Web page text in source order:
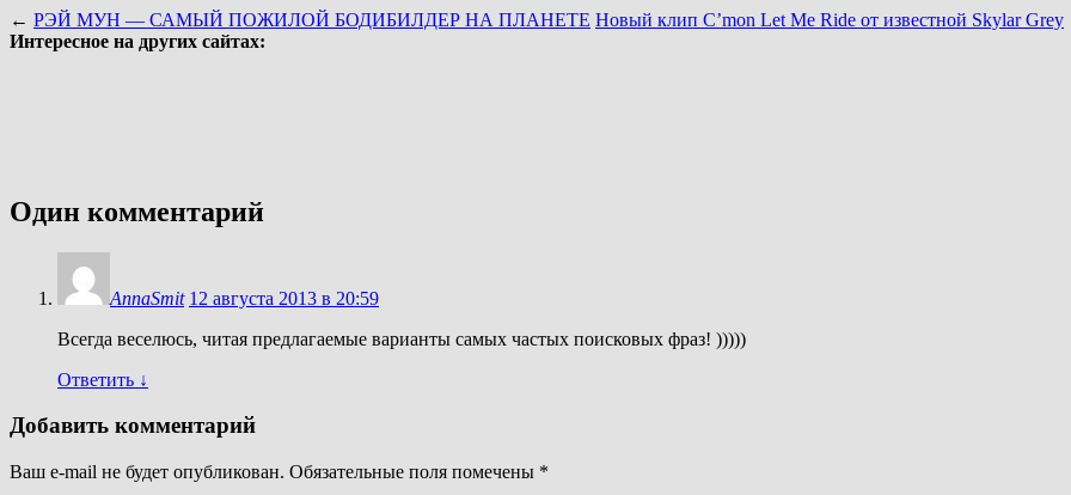
← РЭЙ МУН — САМЫЙ ПОЖИЛОЙ БОДИБИЛДЕР НА ПЛАНЕТЕ Новый клип C’mon Let Me Ride от известной Skylar Grey
Интересное на других сайтах:
Один комментарий
AnnaSmit 12 августа 2013 в 20:59
Всегда веселюсь, читая предлагаемые варианты самых частых поисковых фраз! )))))
Ответить ↓
Добавить комментарий
Ваш e-mail не будет опубликован. Обязательные поля помечены *